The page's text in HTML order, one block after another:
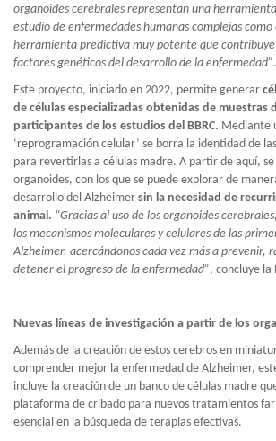
organoides cerebrales representan una
estudio de enfermedades humanas complejas
herramienta predictiva muy potente que
factores genéticos del desarrollo de la enfermedad”.
Este proyecto, iniciado en 2022, permite generar
de células especializadas obtenidas de muestras
participantes de los estudios del BBRC. Mediante
‘reprogramación celular’ se borra la identidad de
para revertirlas a células madre. A partir de aquí,
organoides, con los que se puede explorar de
desarrollo del Alzheimer sin la necesidad de
animal. “Gracias al uso de los organoides
los mecanismos moleculares y celulares de las
Alzheimer, acercándonos cada vez más a prevenir,
detener el progreso de la enfermedad”, concluye la
Nuevas líneas de investigación a partir de los
Además de la creación de estos cerebros en
comprender mejor la enfermedad de Alzheimer,
incluye la creación de un banco de células madre
plataforma de cribado para nuevos tratamientos
esencial en la búsqueda de terapias efectivas.